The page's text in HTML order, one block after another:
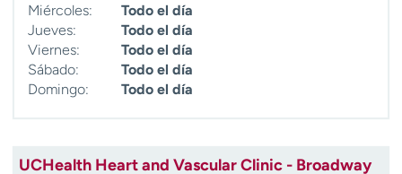
Miércoles:
Todo el día
Jueves:
Todo el día
Viernes:
Todo el día
Sábado:
Todo el día
Domingo:
Todo el día
UCHealth Heart and Vascular Clinic - Broadway